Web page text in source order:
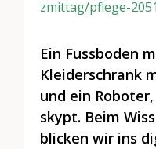
zmittag/pflege-2051
Ein Fussboden
Kleiderschrank
und ein
skypt. Beim
blicken wir ins